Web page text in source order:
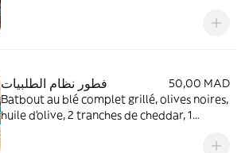
فطور نظام الطلبيات
50,00 MAD
Batbout au blé complet grillé, olives noires,
huile d'olive, 2 tranches de cheddar, 1